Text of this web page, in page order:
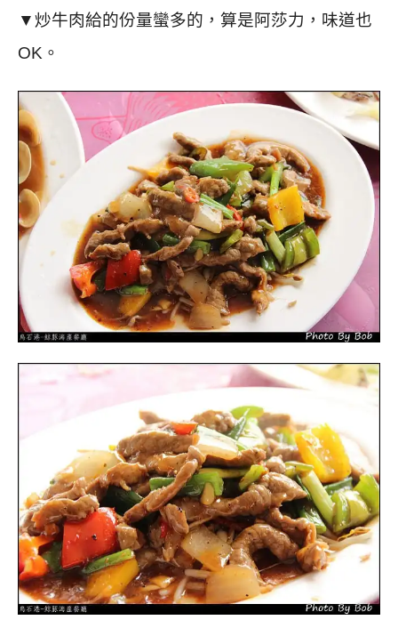
▼炒牛肉給的份量蠻多的，算是阿莎力，味道也
OK。